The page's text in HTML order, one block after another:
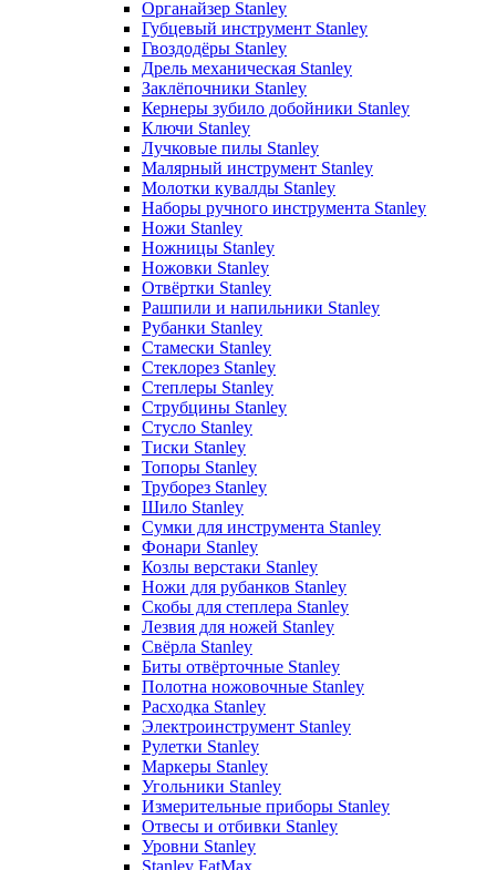
Органайзер Stanley
Губцевый инструмент Stanley
Гвоздодёры Stanley
Дрель механическая Stanley
Заклёпочники Stanley
Кернеры зубило добойники Stanley
Ключи Stanley
Лучковые пилы Stanley
Малярный инструмент Stanley
Молотки кувалды Stanley
Наборы ручного инструмента Stanley
Ножи Stanley
Ножницы Stanley
Ножовки Stanley
Отвёртки Stanley
Рашпили и напильники Stanley
Рубанки Stanley
Стамески Stanley
Стеклорез Stanley
Степлеры Stanley
Струбцины Stanley
Стусло Stanley
Тиски Stanley
Топоры Stanley
Труборез Stanley
Шило Stanley
Сумки для инструмента Stanley
Фонари Stanley
Козлы верстаки Stanley
Ножи для рубанков Stanley
Скобы для степлера Stanley
Лезвия для ножей Stanley
Свёрла Stanley
Биты отвёрточные Stanley
Полотна ножовочные Stanley
Расходка Stanley
Электроинструмент Stanley
Рулетки Stanley
Маркеры Stanley
Угольники Stanley
Измерительные приборы Stanley
Отвесы и отбивки Stanley
Уровни Stanley
Stanley FatMax